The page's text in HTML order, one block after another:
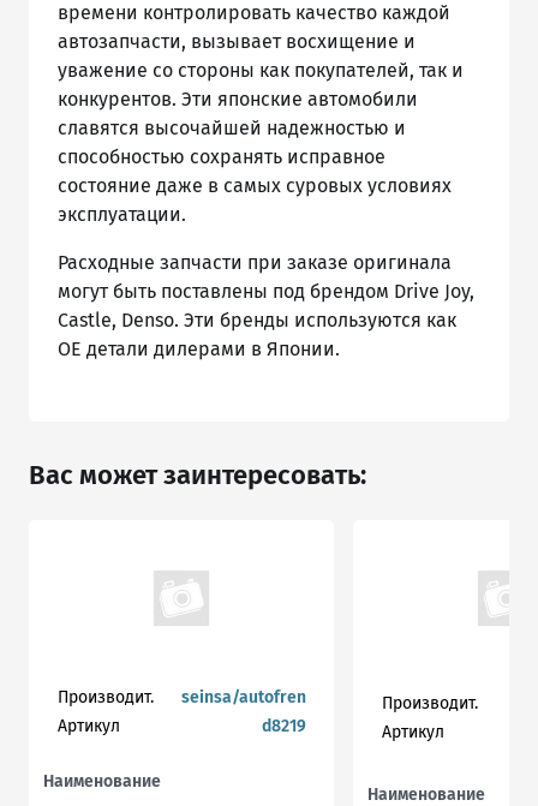
времени контролировать качество каждой
автозапчасти, вызывает восхищение и
уважение со стороны как покупателей, так и
конкурентов. Эти японские автомобили
славятся высочайшей надежностью и
способностью сохранять исправное
состояние даже в самых суровых условиях
эксплуатации.
Расходные запчасти при заказе оригинала
могут быть поставлены под брендом Drive Joy,
Castle, Denso. Эти бренды используются как
ОЕ детали дилерами в Японии.
Вас может заинтересовать:
Производит.
seinsa/autofren
Артикул
d8219
Наименование
Производит.
Артикул
Наименование